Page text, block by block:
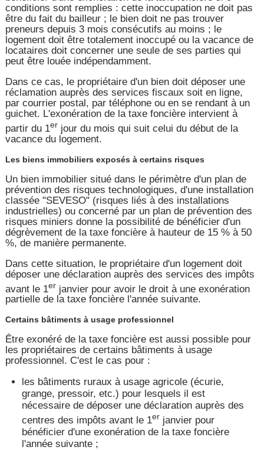
conditions sont remplies : cette inoccupation ne doit pas
être du fait du bailleur ; le bien doit ne pas trouver
preneurs depuis 3 mois consécutifs au moins ; le
logement doit être totalement inoccupé ou la vacance de
locataires doit concerner une seule de ses parties qui
peut être louée indépendamment.
Dans ce cas, le propriétaire d'un bien doit déposer une
réclamation auprès des services fiscaux soit en ligne,
par courrier postal, par téléphone ou en se rendant à un
guichet. L'exonération de la taxe foncière intervient à
partir du 1er jour du mois qui suit celui du début de la
vacance du logement.
Les biens immobiliers exposés à certains risques
Un bien immobilier situé dans le périmètre d'un plan de
prévention des risques technologiques, d'une installation
classée "SEVESO" (risques liés à des installations
industrielles) ou concerné par un plan de prévention des
risques miniers donne la possibilité de bénéficier d'un
dégrèvement de la taxe foncière à hauteur de 15 % à 50
%, de manière permanente.
Dans cette situation, le propriétaire d'un logement doit
déposer une déclaration auprès des services des impôts
avant le 1er janvier pour avoir le droit à une exonération
partielle de la taxe foncière l'année suivante.
Certains bâtiments à usage professionnel
Être exonéré de la taxe foncière est aussi possible pour
les propriétaires de certains bâtiments à usage
professionnel. C'est le cas pour :
les bâtiments ruraux à usage agricole (écurie,
grange, pressoir, etc.) pour lesquels il est
nécessaire de déposer une déclaration auprès des
centres des impôts avant le 1er janvier pour
bénéficier d'une exonération de la taxe foncière
l'année suivante ;